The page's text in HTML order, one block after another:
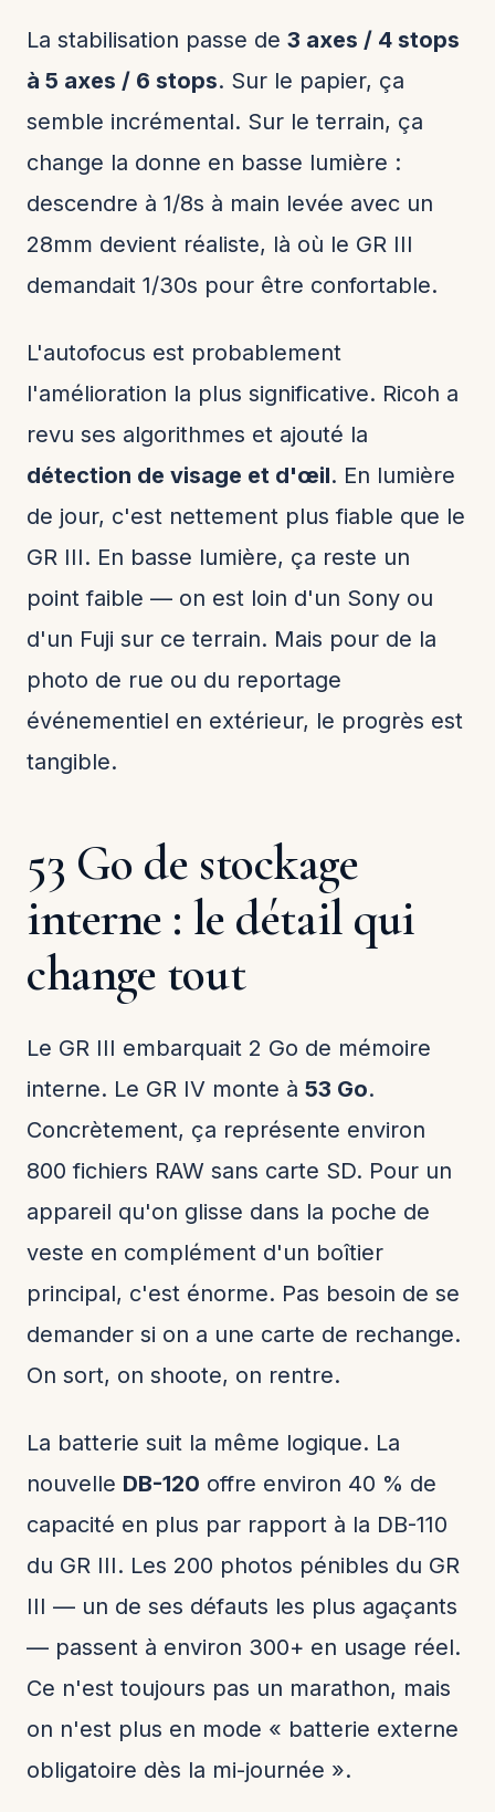
La stabilisation passe de 3 axes / 4 stops
à 5 axes / 6 stops. Sur le papier, ça
semble incrémental. Sur le terrain, ça
change la donne en basse lumière :
descendre à 1/8s à main levée avec un
28mm devient réaliste, là où le GR III
demandait 1/30s pour être confortable.
L'autofocus est probablement
l'amélioration la plus significative. Ricoh a
revu ses algorithmes et ajouté la
détection de visage et d'œil. En lumière
de jour, c'est nettement plus fiable que le
GR III. En basse lumière, ça reste un
point faible — on est loin d'un Sony ou
d'un Fuji sur ce terrain. Mais pour de la
photo de rue ou du reportage
événementiel en extérieur, le progrès est
tangible.
53 Go de stockage
interne : le détail qui
change tout
Le GR III embarquait 2 Go de mémoire
interne. Le GR IV monte à 53 Go.
Concrètement, ça représente environ
800 fichiers RAW sans carte SD. Pour un
appareil qu'on glisse dans la poche de
veste en complément d'un boîtier
principal, c'est énorme. Pas besoin de se
demander si on a une carte de rechange.
On sort, on shoote, on rentre.
La batterie suit la même logique. La
nouvelle DB-120 offre environ 40 % de
capacité en plus par rapport à la DB-110
du GR III. Les 200 photos pénibles du GR
III — un de ses défauts les plus agaçants
— passent à environ 300+ en usage réel.
Ce n'est toujours pas un marathon, mais
on n'est plus en mode « batterie externe
obligatoire dès la mi-journée ».